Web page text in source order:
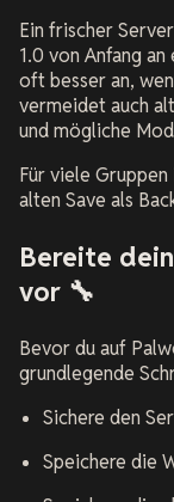
Ein frischer
1.0 von Anfang
oft besser an,
vermeidet auch
und mögliche
Für viele
alten Save als
Bereite
vor 🔧
Bevor du auf
grundlegende
Sichere den
Speichere die